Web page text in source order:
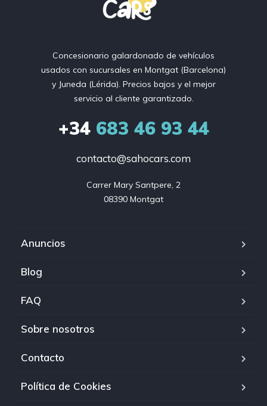
Concesionario galardonado de vehículos
usados ​​con sucursales en Montgat (Barcelona)
y Juneda (Lérida). Precios bajos y el mejor
servicio al cliente garantizado.
+34683 46 93 44
contacto@sahocars.com
Carrer Mary Santpere, 2
08390 Montgat
Anuncios
Blog
FAQ
Sobre nosotros
Contacto
Política de Cookies